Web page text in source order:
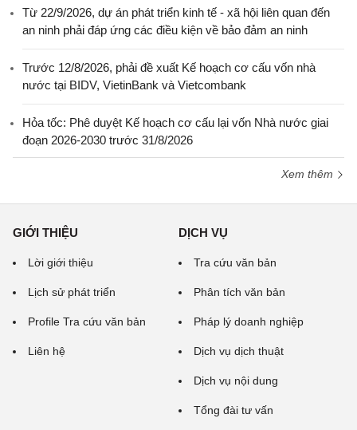
Từ 22/9/2026, dự án phát triển kinh tế - xã hội liên quan đến
an ninh phải đáp ứng các điều kiện về bảo đảm an ninh
Trước 12/8/2026, phải đề xuất Kế hoạch cơ cấu vốn nhà
nước tại BIDV, VietinBank và Vietcombank
Hỏa tốc: Phê duyệt Kế hoạch cơ cấu lại vốn Nhà nước giai
đoạn 2026-2030 trước 31/8/2026
Xem thêm
GIỚI THIỆU
Lời giới thiệu
Lịch sử phát triển
Profile Tra cứu văn bản
Liên hệ
DỊCH VỤ
Tra cứu văn bản
Phân tích văn bản
Pháp lý doanh nghiệp
Dịch vụ dịch thuật
Dịch vụ nội dung
Tổng đài tư vấn